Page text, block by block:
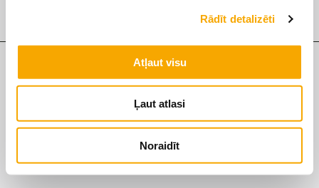
Rādīt detalizēti
Atļaut visu
Ļaut atlasi
Noraidīt